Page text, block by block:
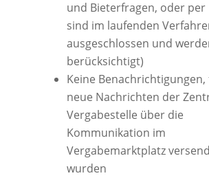
und Bieterfragen, oder per
sind im laufenden
ausgeschlossen und
berücksichtigt)
Keine Benachrichtigungen,
neue Nachrichten der
Vergabestelle über die
Kommunikation im
Vergabemarktplatz
wurden